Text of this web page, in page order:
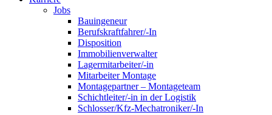
Jobs
Bauingeneur
Berufskraftfahrer/-In
Disposition
Immobilienverwalter
Lagermitarbeiter/-in
Mitarbeiter Montage
Montagepartner – Montageteam
Schichtleiter/-in in der Logistik
Schlosser/Kfz-Mechatroniker/-In